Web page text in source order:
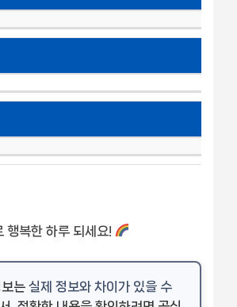
행복한 하루 되세요!
보는실제 정보와 차이가 있을 수